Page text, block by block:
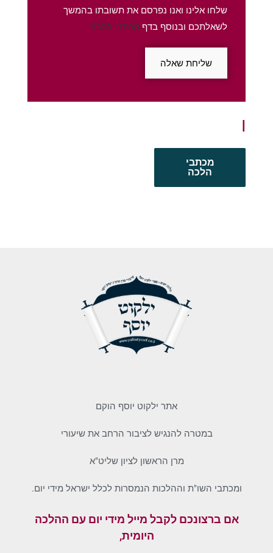
שלחו אלינו ואנו נפרסם את תשובתו בהמשך
לשאלתכם ובנוסף בדף מכתבי הלכה
שליחת שאלה
מכתבי
הלכה
אתר ילקוט יוסף הוקם
במטרה להנגיש לציבור הרחב את שיעורי
מרן הראשון לציון שליט"א
ומכתבי השו"ת וההלכות הנמסרות לכלל ישראל מידי יום.
אם ברצונכם לקבל מייל מידי יום עם ההלכה
היומית,